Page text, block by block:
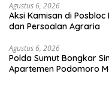
Agustus 6, 2026
Aksi Kamisan di Posbloc
dan Persoalan Agraria
Agustus 6, 2026
Polda Sumut Bongkar
Apartemen Podomoro